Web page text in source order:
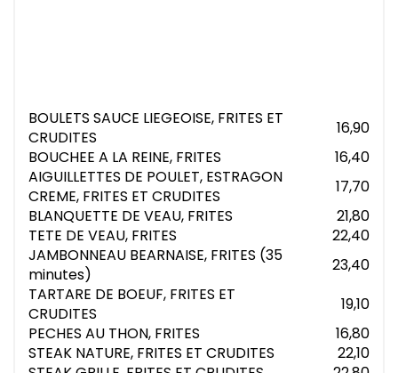
BOULETS SAUCE LIEGEOISE, FRITES ET
CRUDITES
16,90
BOUCHEE A LA REINE, FRITES
16,40
AIGUILLETTES DE POULET, ESTRAGON
CREME, FRITES ET CRUDITES
17,70
BLANQUETTE DE VEAU, FRITES
21,80
TETE DE VEAU, FRITES
22,40
JAMBONNEAU BEARNAISE, FRITES (35
minutes)
23,40
TARTARE DE BOEUF, FRITES ET
CRUDITES
19,10
PECHES AU THON, FRITES
16,80
STEAK NATURE, FRITES ET CRUDITES
22,10